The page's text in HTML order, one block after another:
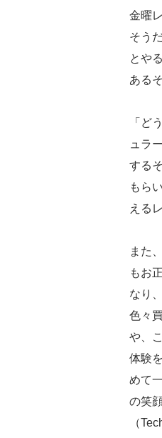
金曜
そう
とや
ある
「ど
ュラ
する
もら
える
また
もお
なり
色々
や、
体験
めて
の笑
（